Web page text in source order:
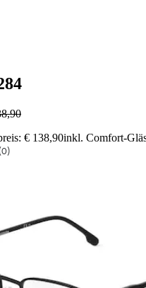
€ 138,90inkl. Comfort-